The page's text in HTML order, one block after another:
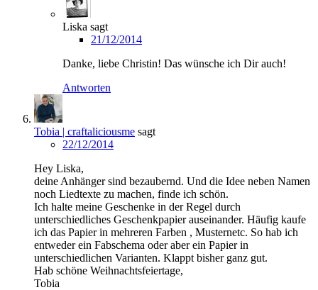
Liska sagt
21/12/2014
Danke, liebe Christin! Das wünsche ich Dir auch!
Antworten
Tobia | craftaliciousme sagt
22/12/2014
Hey Liska,
deine Anhänger sind bezaubernd. Und die Idee neben Namen
noch Liedtexte zu machen, finde ich schön.
Ich halte meine Geschenke in der Regel durch
unterschiedliches Geschenkpapier auseinander. Häufig kaufe
ich das Papier in mehreren Farben , Musternetc. So hab ich
entweder ein Fabschema oder aber ein Papier in
unterschiedlichen Varianten. Klappt bisher ganz gut.
Hab schöne Weihnachtsfeiertage,
Tobia